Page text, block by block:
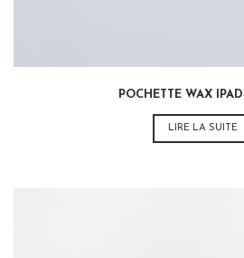
POCHETTE WAX
LIRE LA SUITE